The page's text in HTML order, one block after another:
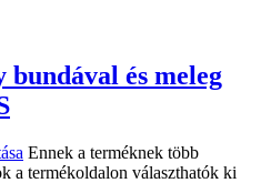
bundával és meleg
Ennek a terméknek több
a termékoldalon választhatók ki